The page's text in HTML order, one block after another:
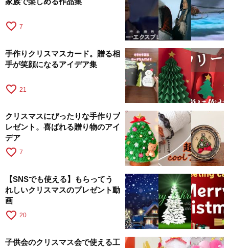
favorite_border 7
手作りクリスマスカード。贈る相
手が笑顔になるアイデア集
favorite_border 21
クリスマスにぴったりな手作りプ
レゼント。喜ばれる贈り物のアイ
デア
favorite_border 7
【SNSでも使える】もらってう
れしいクリスマスのプレゼント動
画
favorite_border 20
子供会のクリスマス会で使える工